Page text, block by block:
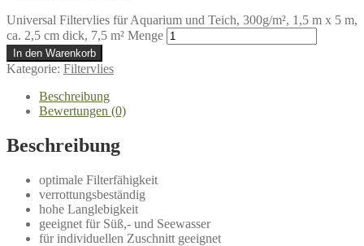
Universal Filtervlies für Aquarium und Teich, 300g/m², 1,5 m x 5 m,
ca. 2,5 cm dick, 7,5 m² Menge
In den Warenkorb
Kategorie: Filtervlies
Beschreibung
Bewertungen (0)
Beschreibung
optimale Filterfähigkeit
verrottungsbeständig
hohe Langlebigkeit
geeignet für Süß,- und Seewasser
für individuellen Zuschnitt geeignet